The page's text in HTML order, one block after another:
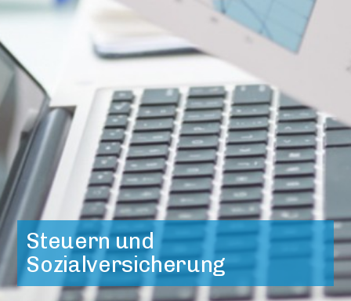
Steuern und
Sozialversicherung